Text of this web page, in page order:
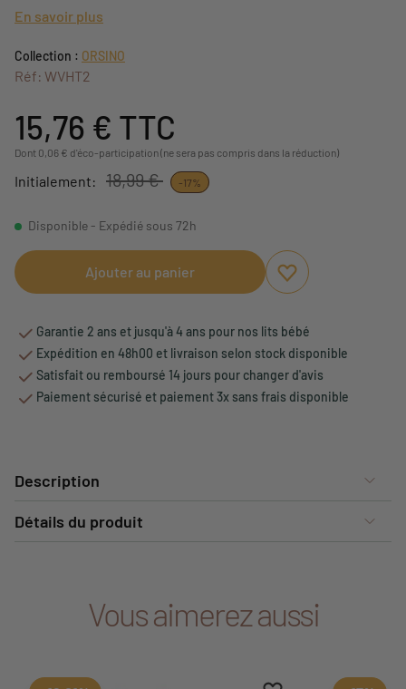
En savoir plus
Collection : ORSINO
Réf: WVHT2
15,76 € TTC
Dont 0,06 € d'éco-participation (ne sera pas compris dans la réduction)
Initialement: 18,99 € -17%
Disponible - Expédié sous 72h
Ajouter au panier
Ajouter aux favoris
Supprimer des
Garantie 2 ans et jusqu'à 4 ans pour nos lits bébé
Expédition en 48h00 et livraison selon stock disponible
Satisfait ou remboursé 14 jours pour changer d'avis
Paiement sécurisé et paiement 3x sans frais disponible
Description
Détails du produit
Vous aimerez aussi